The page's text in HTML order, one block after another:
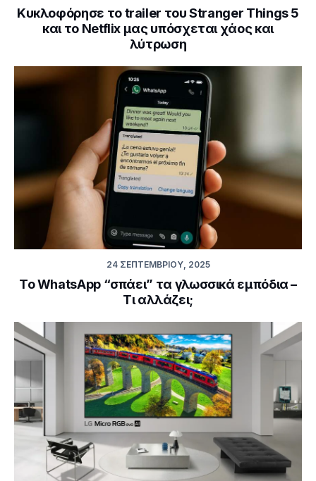
Κυκλοφόρησε το trailer του Stranger Things 5
και το Netflix μας υπόσχεται χάος και
λύτρωση
24 ΣΕΠΤΕΜΒΡΊΟΥ, 2025
Το WhatsApp “σπάει” τα γλωσσικά εμπόδια –
Τι αλλάζει;